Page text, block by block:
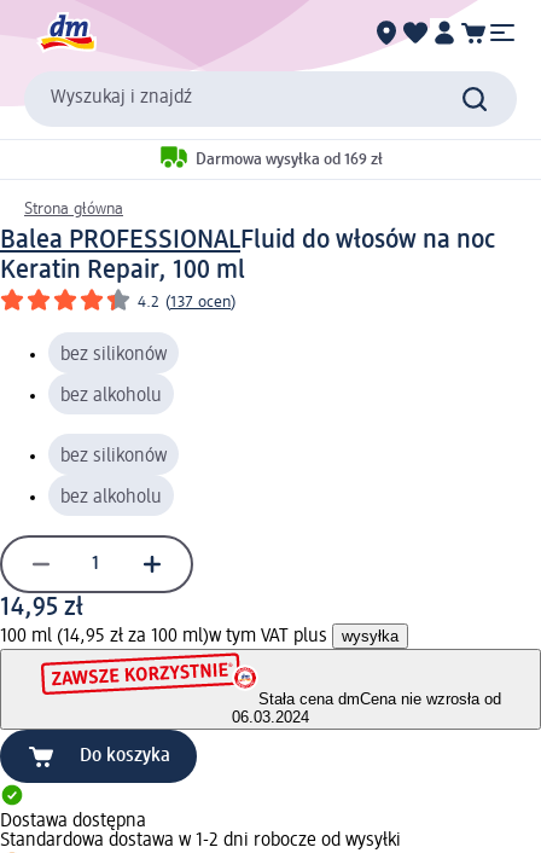
Wyszukaj i znajdź
Darmowa wysyłka od 169 zł
Strona główna
Balea PROFESSIONALFluid do włosów na noc
Keratin Repair, 100 ml
4.2 (137 ocen)
bez silikonów
bez alkoholu
bez silikonów
bez alkoholu
14,95 zł
100 ml (14,95 zł za 100 ml)w tym VAT plus wysyłka
Stała cena dmCena nie wzrosła od
06.03.2024
Do koszyka
Dostawa dostępna
Standardowa dostawa w 1-2 dni robocze od wysyłki